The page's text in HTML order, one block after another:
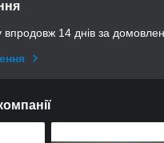
14 днів за